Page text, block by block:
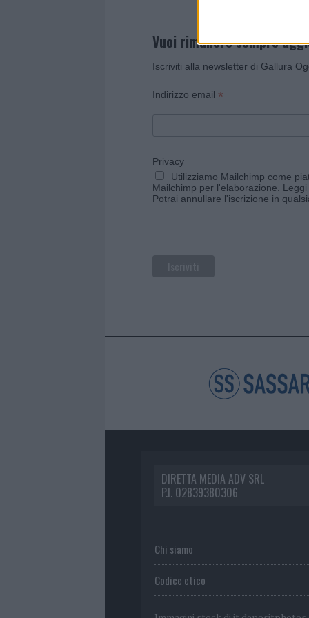
Vuoi rimanere sempre
Iscriviti alla newsletter di Gallura
Indirizzo email *
Privacy
Utilizziamo Mailchimp come
Mailchimp per l'elaborazione.
Potrai annullare l'iscrizione in
DIRETTA MEDIA ADV SRL
P.I. 02839380306
Chi siamo
Codice etico